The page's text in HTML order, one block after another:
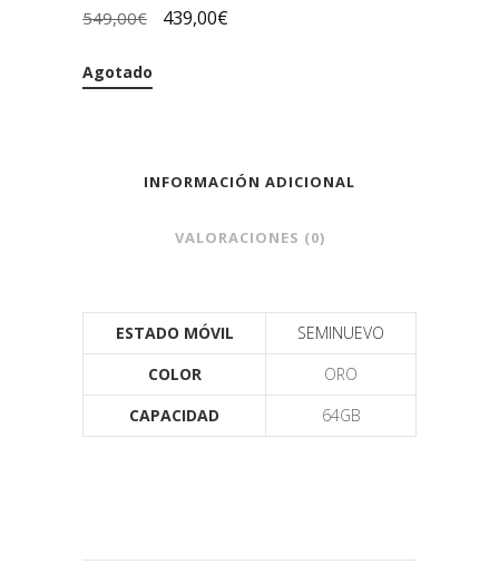
549,00€ 439,00€
Agotado
INFORMACIÓN ADICIONAL
VALORACIONES (0)
ESTADO MÓVIL
SEMINUEVO
COLOR
ORO
CAPACIDAD
64GB